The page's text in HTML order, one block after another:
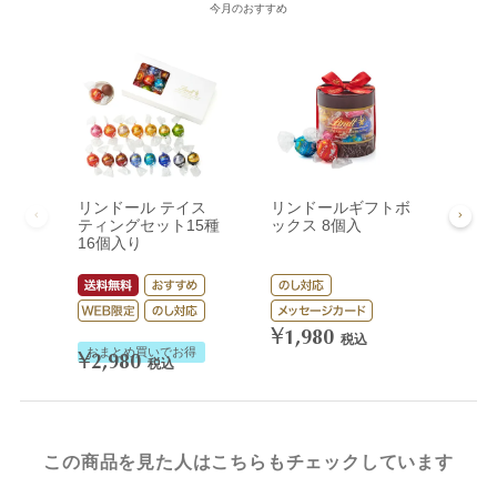
今月のおすすめ
リンドール テイス
ティングセット15種
16個入り
おまとめ買いでお得
¥2,980 税込
リンドールギフトボ
ックス 8個入
¥1,980 税込
ッ
この商品を見た人はこちらもチェックしています